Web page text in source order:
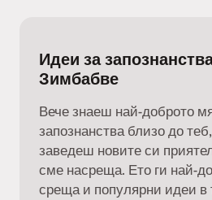
Идеи за
Зимбабве
Вече знаеш най-доброто
запознанства близо до
заведеш новите си
сме насреща. Ето ги най-
среща и популярни идеи в